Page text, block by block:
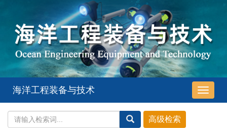
导
航
海洋工程装备与技术